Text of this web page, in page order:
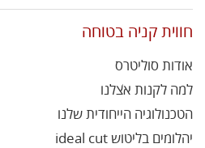
חווית קניה בטוחה
אודות סוליטרס
למה לקנות אצלנו
הטכנולוגיה הייחודית שלנו
יהלומים בליטוש ideal cut